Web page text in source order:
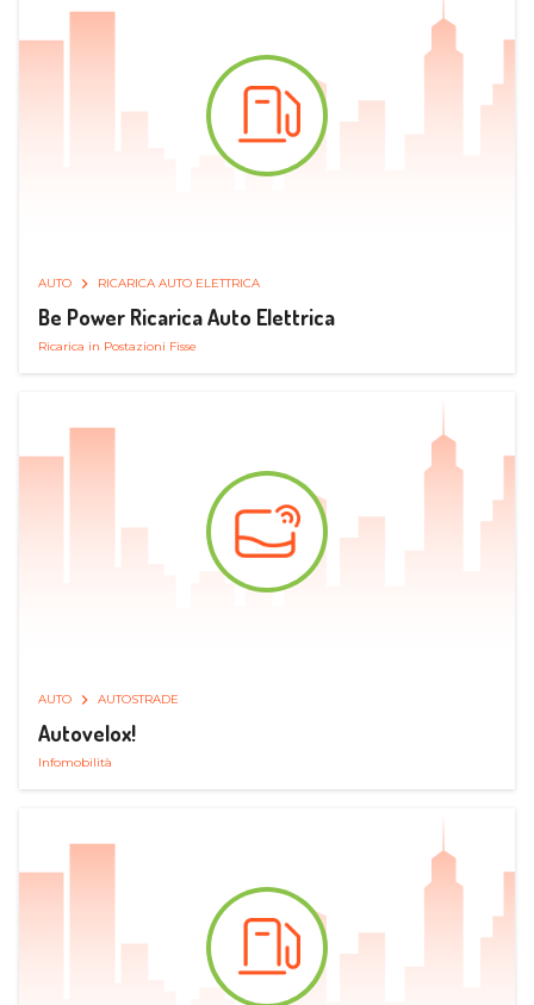
AUTO RICARICA AUTO ELETTRICA
Be Power Ricarica Auto Elettrica
Ricarica in Postazioni Fisse
AUTO AUTOSTRADE
Autovelox!
Infomobilità